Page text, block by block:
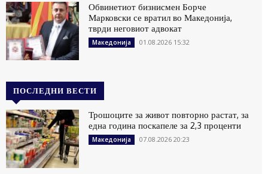
Обвинетиот бизнисмен Борче
Марковски се вратил во Македонија,
тврди неговиот адвокат
Македонија 01.08.2026 15:32
ПОСЛЕДНИ ВЕСТИ
Трошоците за живот повторно растат, за
една година поскапеле за 2,3 проценти
Македонија 07.08.2026 20:23